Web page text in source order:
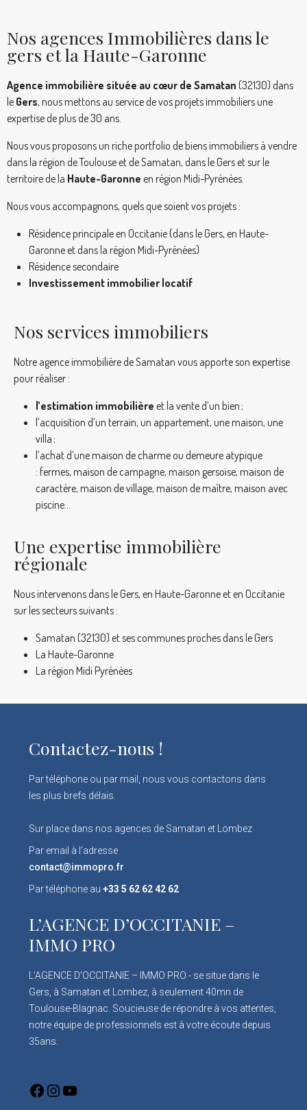
Nos agences Immobilières dans le
gers et la Haute-Garonne
Agence immobilière située au cœur de Samatan (32130) dans
le Gers, nous mettons au service de vos projets immobiliers une
expertise de plus de 30 ans.
Nous vous proposons un riche portfolio de biens immobiliers à vendre
dans la région de Toulouse et de Samatan, dans le Gers et sur le
territoire de la Haute-Garonne en région Midi-Pyrénées.
Nous vous accompagnons, quels que soient vos projets :
Résidence principale en Occitanie (dans le Gers, en Haute-
Garonne et dans la région Midi-Pyrénées)
Résidence secondaire
Investissement immobilier locatif
Nos services immobiliers
Notre agence immobilière de Samatan vous apporte son expertise
pour réaliser :
l’estimation immobilière et la vente d’un bien ;
l’acquisition d’un terrain, un appartement, une maison, une
villa ;
l’achat d’une maison de charme ou demeure atypique
: fermes, maison de campagne, maison gersoise, maison de
caractère, maison de village, maison de maître, maison avec
piscine…
Une expertise immobilière
régionale
Nous intervenons dans le Gers, en Haute-Garonne et en Occitanie
sur les secteurs suivants :
Samatan (32130) et ses communes proches dans le Gers
La Haute-Garonne
La région Midi Pyrénées
Contactez-nous !
Par téléphone ou par mail, nous vous contactons dans
les plus brefs délais.
Sur place dans nos agences de Samatan et Lombez
Par email à l'adresse
contact@immopro.fr
Par téléphone au +33 5 62 62 42 62
L’AGENCE D’OCCITANIE –
IMMO PRO
L’AGENCE D’OCCITANIE – IMMO PRO - se situe dans le
Gers, à Samatan et Lombez, à seulement 40mn de
Toulouse-Blagnac. Soucieuse de répondre à vos attentes,
notre équipe de professionnels est à votre écoute depuis
35ans.